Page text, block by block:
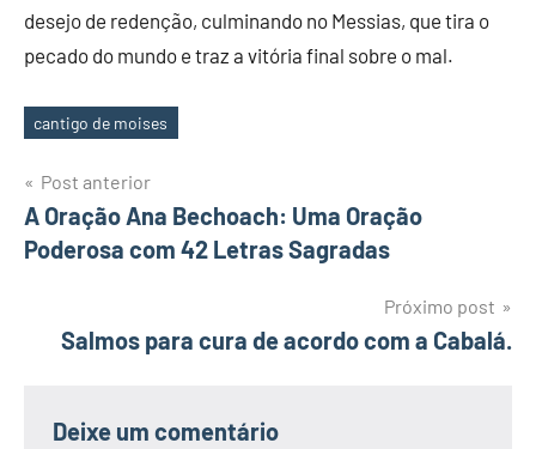
desejo de redenção, culminando no Messias, que tira o
pecado do mundo e traz a vitória final sobre o mal.
Tags
cantigo de moises
Navegação
de
Post anterior
A Oração Ana Bechoach: Uma Oração
Poderosa com 42 Letras Sagradas
Próximo post
Salmos para cura de acordo com a Cabalá.
Deixe um comentário